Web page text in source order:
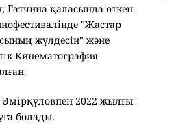
Гатчина қаласында өткен
"Жастар
жүлдесін" және
Кинематография
2022 жылғы
болады.